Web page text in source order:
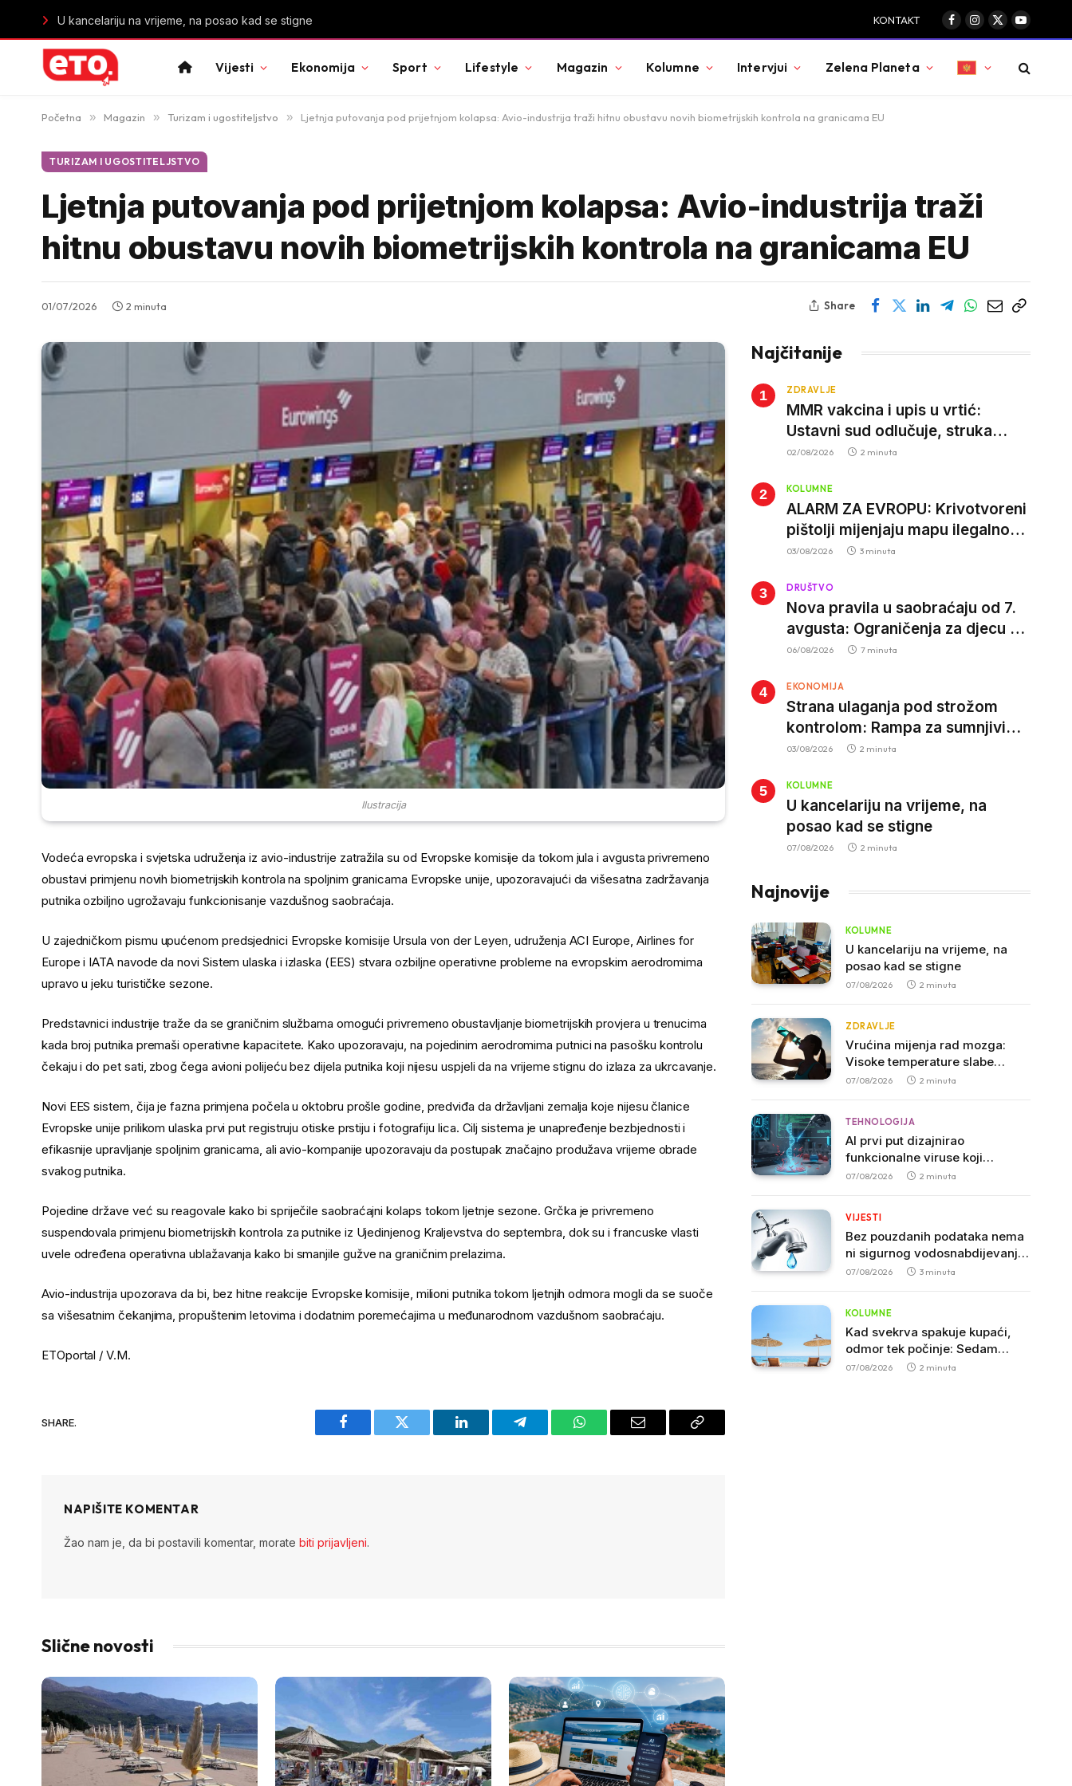
Vrućina mijenja rad mozga: Visoke temperature slabe koncentraciju i mogu povećati agresivnost KONTAKT
Facebook
Instagram
X
(Twitter)
YouTube
Vijesti Ekonomija Sport Lifestyle Magazin Kolumne Intervjui Zelena Planeta
Početna » Magazin » Turizam i ugostiteljstvo » Ljetnja putovanja pod prijetnjom kolapsa: Avio-industrija traži hitnu obustavu novih biometrijskih kontrola na granicama EU
TURIZAM I UGOSTITELJSTVO
Ljetnja putovanja pod prijetnjom kolapsa: Avio-industrija traži
hitnu obustavu novih biometrijskih kontrola na granicama EU
01/07/2026 2 minuta Share
Ilustracija
Vodeća evropska i svjetska udruženja iz avio-industrije zatražila su od Evropske komisije da tokom jula i avgusta privremeno
obustavi primjenu novih biometrijskih kontrola na spoljnim granicama Evropske unije, upozoravajući da višesatna zadržavanja
putnika ozbiljno ugrožavaju funkcionisanje vazdušnog saobraćaja.
U zajedničkom pismu upućenom predsjednici Evropske komisije Ursula von der Leyen, udruženja ACI Europe, Airlines for
Europe i IATA navode da novi Sistem ulaska i izlaska (EES) stvara ozbiljne operativne probleme na evropskim aerodromima
upravo u jeku turističke sezone.
Predstavnici industrije traže da se graničnim službama omogući privremeno obustavljanje biometrijskih provjera u trenucima
kada broj putnika premaši operativne kapacitete. Kako upozoravaju, na pojedinim aerodromima putnici na pasošku kontrolu
čekaju i do pet sati, zbog čega avioni polijeću bez dijela putnika koji nijesu uspjeli da na vrijeme stignu do izlaza za ukrcavanje.
Novi EES sistem, čija je fazna primjena počela u oktobru prošle godine, predviđa da državljani zemalja koje nijesu članice
Evropske unije prilikom ulaska prvi put registruju otiske prstiju i fotografiju lica. Cilj sistema je unapređenje bezbjednosti i
efikasnije upravljanje spoljnim granicama, ali avio-kompanije upozoravaju da postupak značajno produžava vrijeme obrade
svakog putnika.
Pojedine države već su reagovale kako bi spriječile saobraćajni kolaps tokom ljetnje sezone. Grčka je privremeno
suspendovala primjenu biometrijskih kontrola za putnike iz Ujedinjenog Kraljevstva do septembra, dok su i francuske vlasti
uvele određena operativna ublažavanja kako bi smanjile gužve na graničnim prelazima.
Avio-industrija upozorava da bi, bez hitne reakcije Evropske komisije, milioni putnika tokom ljetnjih odmora mogli da se suoče
sa višesatnim čekanjima, propuštenim letovima i dodatnim poremećajima u međunarodnom vazdušnom saobraćaju.
ETOportal / V.M.
SHARE.
Facebook Twitter LinkedIn Telegram WhatsAppEmail
Copy
NAPIŠITE KOMENTAR
Žao nam je, da bi postavili komentar, morate biti prijavljeni.
Slične novosti
Najčitanije
ZDRAVLJE
MMR vakcina i upis u vrtić:
Ustavni sud odlučuje, struka
poziva roditelje da vjeruju nauci
02/08/2026 2 minuta
KOLUMNE
ALARM ZA EVROPU: Krivotvoreni
pištolji mijenjaju mapu ilegalnog
tržišta, istrage ukazuju na
03/08/2026 3 minuta
DRUŠTVO
Nova pravila u saobraćaju od 7.
avgusta: Ograničenja za djecu na
trotinetima i mlade vozače, veće
djece
06/08/2026 7 minuta
EKONOMIJA
Strana ulaganja pod strožom
kontrolom: Rampa za sumnjivi
kapital
03/08/2026 2 minuta
KOLUMNE
U kancelariju na vrijeme, na
posao kad se stigne
07/08/2026 2 minuta
Najnovije
KOLUMNE
U kancelariju na vrijeme, na
posao kad se stigne
07/08/2026 2 minuta
ZDRAVLJE
Vrućina mijenja rad mozga:
Visoke temperature slabe
koncentraciju i mogu povećati
07/08/2026 2 minuta
TEHNOLOGIJA
AI prvi put dizajnirao
funkcionalne viruse koji
uništavaju bakterije
07/08/2026 2 minuta
VIJESTI
Bez pouzdanih podataka nema
ni sigurnog vodosnabdijevanja
građana u Crnoj Gori
07/08/2026 3 minuta
KOLUMNE
Kad svekrva spakuje kupaći,
odmor tek počinje: Sedam
dana na moru ili sedam godina
07/08/2026 2 minuta